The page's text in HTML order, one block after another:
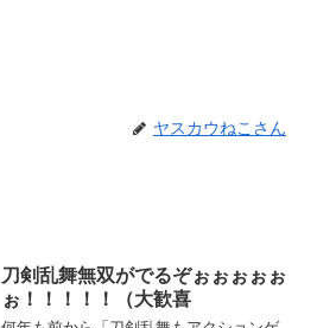
ヤスカウねこさん
刀剣乱舞無双がでるぞぉぉぉぉぉ
ぉ！！！！！（大歓喜